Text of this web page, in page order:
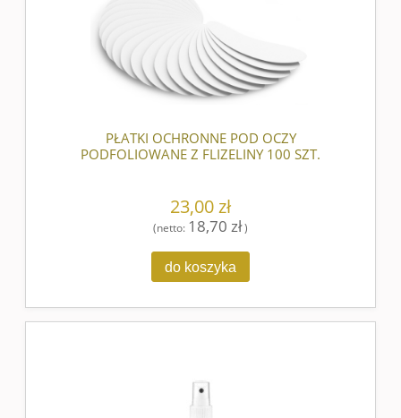
PŁATKI OCHRONNE POD OCZY
PODFOLIOWANE Z FLIZELINY 100 SZT.
23,00 zł
(netto: 18,70 zł)
do koszyka